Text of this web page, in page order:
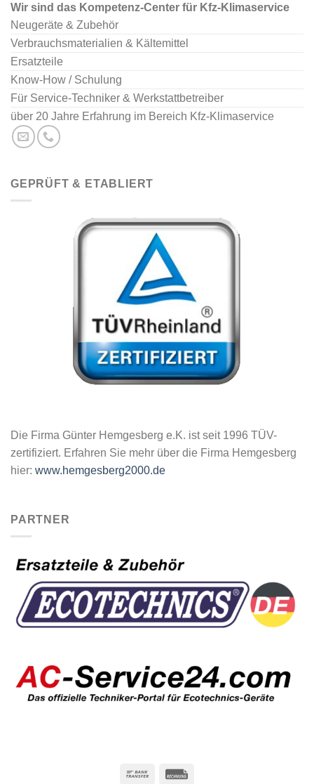
Wir sind das Kompetenz-Center für Kfz-Klimaservice
Neugeräte & Zubehör
Verbrauchsmaterialien & Kältemittel
Ersatzteile
Know-How / Schulung
Für Service-Techniker & Werkstattbetreiber
über 20 Jahre Erfahrung im Bereich Kfz-Klimaservice
GEPRÜFT & ETABLIERT
Die Firma Günter Hemgesberg e.K. ist seit 1996 TÜV-
zertifiziert. Erfahren Sie mehr über die Firma Hemgesberg
hier: www.hemgesberg2000.de
PARTNER